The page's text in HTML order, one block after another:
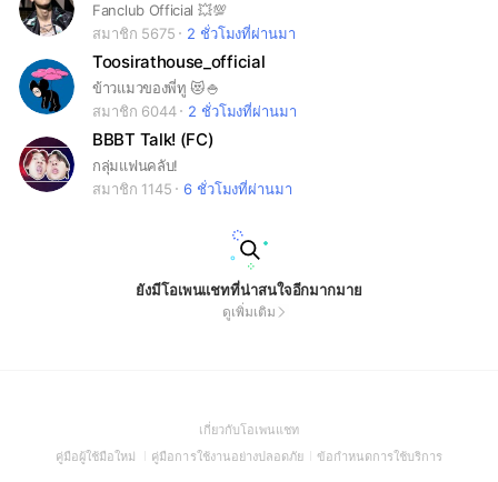
Fanclub Official 💥💯
สมาชิก 5675
2 ชั่วโมงที่ผ่านมา
Toosirathouse_official
ข้าวแมวของพี่ทู 😻🍚
สมาชิก 6044
2 ชั่วโมงที่ผ่านมา
BBBT Talk! (FC)
กลุ่มแฟนคลับ!
สมาชิก 1145
6 ชั่วโมงที่ผ่านมา
ยังมีโอเพนแชทที่น่าสนใจอีกมากมาย
ดูเพิ่มเติม
เกี่ยวกับโอเพนแชท(Open
in
คู่มือผู้ใช้มือใหม่
(Open
คู่มือการใช้งานอย่างปลอดภัย(Open
ข้อกำหนดการใช้บริการ(Open